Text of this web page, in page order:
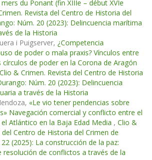
du Ponant (fin XIIIe – début XVIe
Revista del Centro de Historia del
Núm. 20 (2023): Delincuencia marítima
de la Historia
i Puigserver, ¿Competencia
de poder o mala praxis? Vínculos entre
círculos de poder en la Corona de Aragón
Clio & Crimen. Revista del Centro de Historia
Núm. 20 (2023): Delincuencia
a través de la Historia
«Le vio tener pendencias sobre
Navegación comercial y conflicto entre el
Atlántico en la Baja Edad Media , Clio &
del Centro de Historia del Crimen de
(2025): La construcción de la paz:
resolución de conflictos a través de la